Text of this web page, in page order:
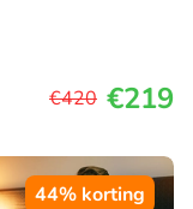
€420 €219
44% korting